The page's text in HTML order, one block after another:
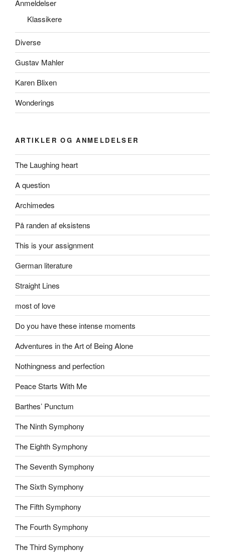
Anmeldelser
Klassikere
Diverse
Gustav Mahler
Karen Blixen
Wonderings
ARTIKLER OG ANMELDELSER
The Laughing heart
A question
Archimedes
På randen af eksistens
This is your assignment
German literature
Straight Lines
most of love
Do you have these intense moments
Adventures in the Art of Being Alone
Nothingness and perfection
Peace Starts With Me
Barthes’ Punctum
The Ninth Symphony
The Eighth Symphony
The Seventh Symphony
The Sixth Symphony
The Fifth Symphony
The Fourth Symphony
The Third Symphony